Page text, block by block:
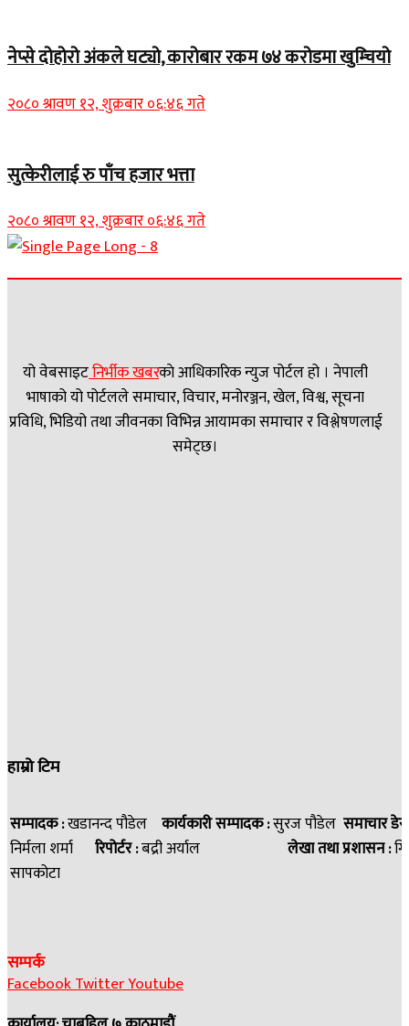
नेप्से दोहोरो अंकले घट्यो, कारोबार रकम ७४ करोडमा खुम्चियो
२०८० श्रावण १२, शुक्रबार ०६:४६ गते
सुत्केरीलाई रु पाँच हजार भत्ता
२०८० श्रावण १२, शुक्रबार ०६:४६ गते
यो वेबसाइटनिर्भीक खबरकाे आधिकारिक न्युज पोर्टल हो । नेपाली
भाषाको यो पोर्टलले समाचार, विचार, मनोरञ्जन, खेल, विश्व, सूचना
प्रविधि, भिडियो तथा जीवनका विभिन्न आयामका समाचार र विश्लेषणलाई
समेट्छ।
हाम्रो टिम
सम्पादक :खडानन्द पौडेल कार्यकारी सम्पादक :सुरज पौडेल समाचार
निर्मला शर्मा रिपोर्टर :बद्री अर्याल लेखा तथा प्रशासन :
सापकोटा
सम्पर्क
FacebookTwitterYoutube